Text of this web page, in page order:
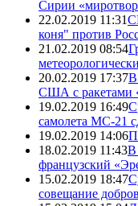
Сирии
22.02.2019 11:31
коня" против
21.02.2019 08:54
20.02.2019 17:37В
США с ракетами
19.02.2019 16:49
самолета МС-21
19.02.2019 14:06
18.02.2019 11:43В
французский
15.02.2019 18:47
совещание